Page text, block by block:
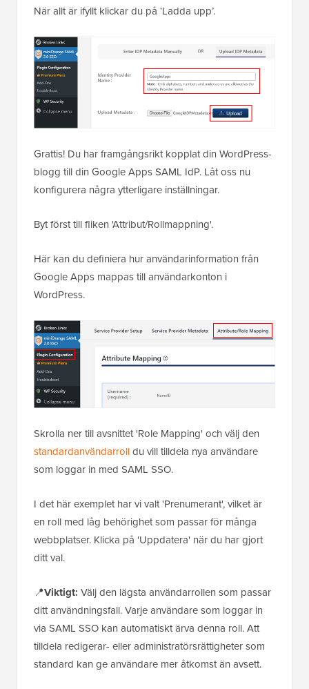
När allt är ifyllt klickar du på ‘Ladda upp’.
Grattis! Du har framgångsrikt kopplat din WordPress-
blogg till din Google Apps SAML IdP. Låt oss nu
konfigurera några ytterligare inställningar.
Byt först till fliken 'Attribut/Rollmappning'.
Här kan du definiera hur användarinformation från
Google Apps mappas till användarkonton i
WordPress.
Skrolla ner till avsnittet 'Role Mapping' och välj den
standardanvändarrolldu vill tilldela nya användare
som loggar in med SAML SSO.
I det här exemplet har vi valt 'Prenumerant', vilket är
en roll med låg behörighet som passar för många
webbplatser. Klicka på 'Uppdatera' när du har gjort
ditt val.
📍Viktigt: Välj den lägsta användarrollen som passar
ditt användningsfall. Varje användare som loggar in
via SAML SSO kan automatiskt ärva denna roll. Att
tilldela redigerar- eller administratörsrättigheter som
standard kan ge användare mer åtkomst än avsett.